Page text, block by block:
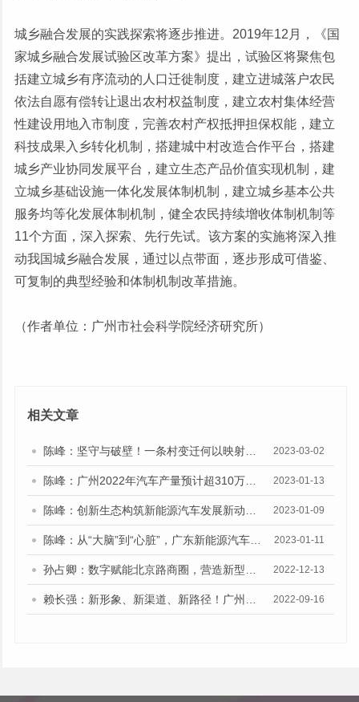
城乡融合发展的实践探索将逐步推进。2019年12月，《国
家城乡融合发展试验区改革方案》提出，试验区将聚焦包
括建立城乡有序流动的人口迁徙制度，建立进城落户农民
依法自愿有偿转让退出农村权益制度，建立农村集体经营
性建设用地入市制度，完善农村产权抵押担保权能，建立
科技成果入乡转化机制，搭建城中村改造合作平台，搭建
城乡产业协同发展平台，建立生态产品价值实现机制，建
立城乡基础设施一体化发展体制机制，建立城乡基本公共
服务均等化发展体制机制，健全农民持续增收体制机制等
11个方面，深入探索、先行先试。该方案的实施将深入推
动我国城乡融合发展，通过以点带面，逐步形成可借鉴、
可复制的典型经验和体制机制改革措施。
（作者单位：广州市社会科学院经济研究所）
相关文章
2023-03-02
2023-01-13
2023-01-09
2023-01-11
2022-12-13
2022-09-16